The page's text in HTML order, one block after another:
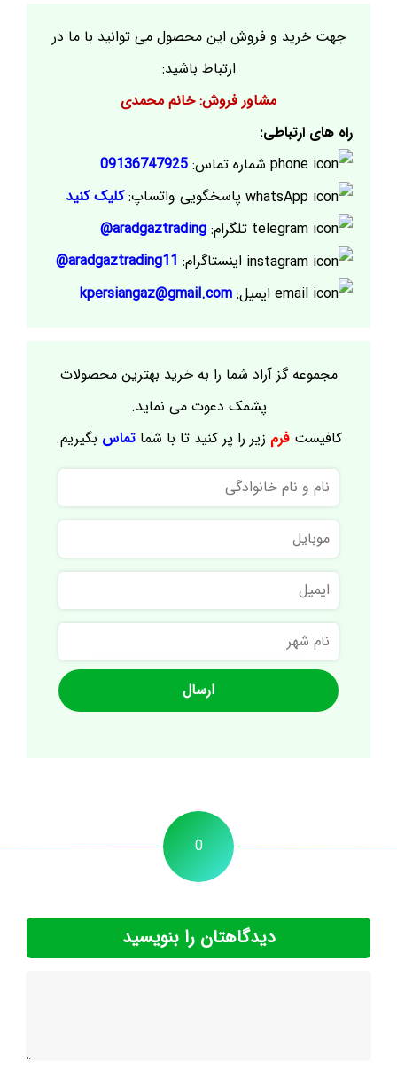
جهت خرید و فروش این محصول می توانید با ما در
ارتباط باشید:
مشاور فروش: خانم محمدی
راه های ارتباطی:
شماره تماس: 09136747925
پاسخگویی واتساپ:کلیک کنید
تلگرام: aradgaztrading@
اینستاگرام: aradgaztrading11@
ایمیل: kpersiangaz@gmail.com
مجموعه گز آراد شما را به خرید بهترین محصولات
پشمک دعوت می نماید.
کافیستفرم زیر را پر کنید تا با شماتماس بگیریم.
نام
و
نام
خانوادگی
موبایل
ایمیل
نام
شهر
0
دیدگاهتان را بنویسید